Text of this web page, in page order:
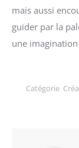
mais aussi
guider par la
une
Catégorie